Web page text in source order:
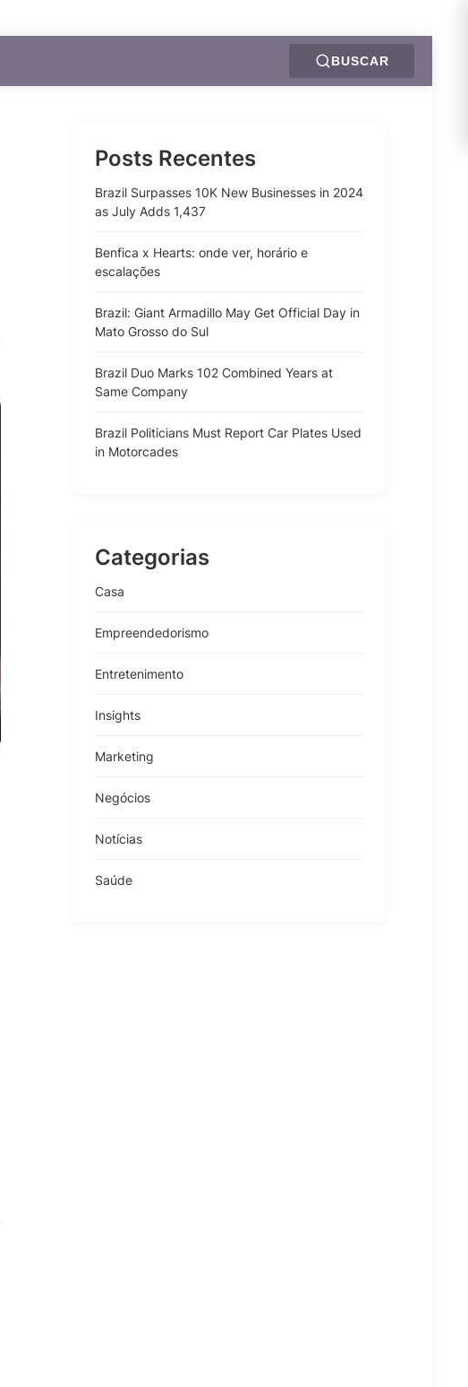
BUSCAR
Posts Recentes
Brazil Surpasses 10K New Businesses in 2024
as July Adds 1,437
Benfica x Hearts: onde ver, horário e
escalações
Brazil: Giant Armadillo May Get Official Day in
Mato Grosso do Sul
Brazil Duo Marks 102 Combined Years at
Same Company
Brazil Politicians Must Report Car Plates Used
in Motorcades
Categorias
Casa
Empreendedorismo
Entretenimento
Insights
Marketing
Negócios
Notícias
Saúde